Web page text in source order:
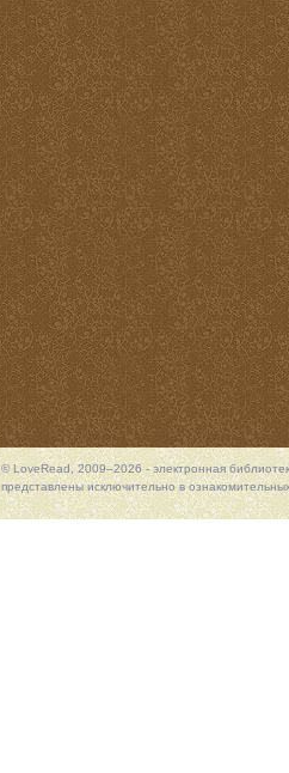
© LoveRead, 2009–2026 - электронная
представлены исключительно в